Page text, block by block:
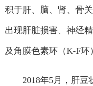
积于肝、脑、肾、骨
出现肝脏损害、神经
及角膜色素环（K-F环
2018年5月，肝豆